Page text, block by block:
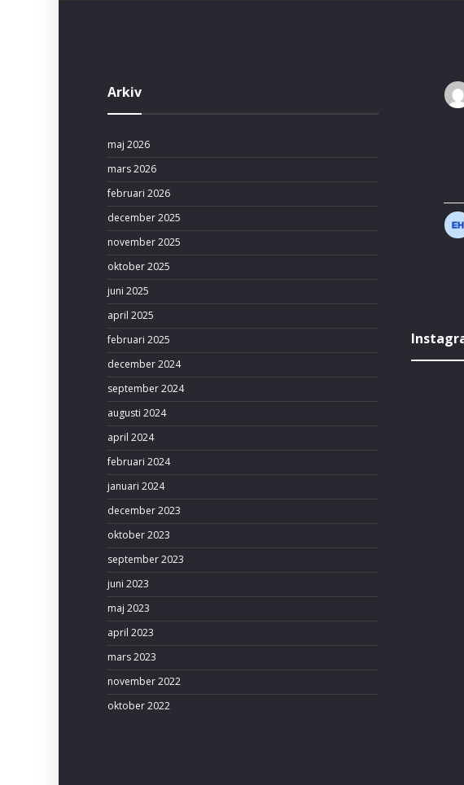
Arkiv
maj 2026
mars 2026
februari 2026
december 2025
november 2025
oktober 2025
juni 2025
april 2025
februari 2025
december 2024
september 2024
augusti 2024
april 2024
februari 2024
januari 2024
december 2023
oktober 2023
september 2023
juni 2023
maj 2023
april 2023
mars 2023
november 2022
oktober 2022